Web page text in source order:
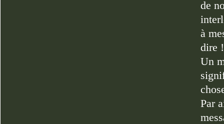
de
à
dire
Un
Par